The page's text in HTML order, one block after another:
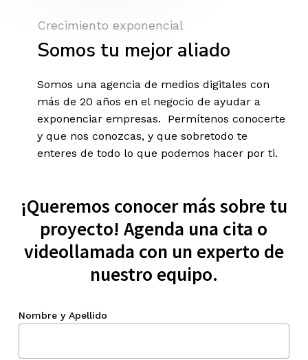
Crecimiento exponencial
Somos tu mejor aliado
Somos una agencia de medios digitales con
más de 20 años en el negocio de ayudar a
exponenciar empresas. Permítenos conocerte
y que nos conozcas, y que sobretodo te
enteres de todo lo que podemos hacer por ti.
¡Queremos conocer más sobre tu
proyecto! Agenda una cita o
videollamada con un experto de
nuestro equipo.
Nombre y Apellido